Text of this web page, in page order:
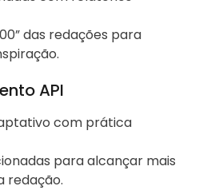
das redações para
API
com prática
para alcançar mais
redação.